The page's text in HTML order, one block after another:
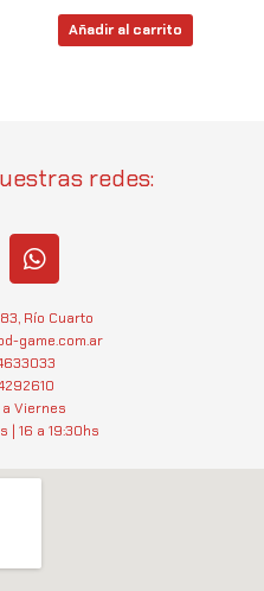
Añadir al carrito
redes:
W
h
t
s
a
p
p
Río Cuarto
game.com.ar
Viernes
| 16 a 19:30hs